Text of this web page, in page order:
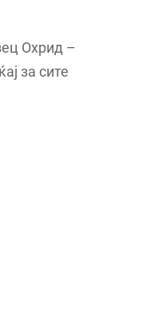
Охрид –
за сите